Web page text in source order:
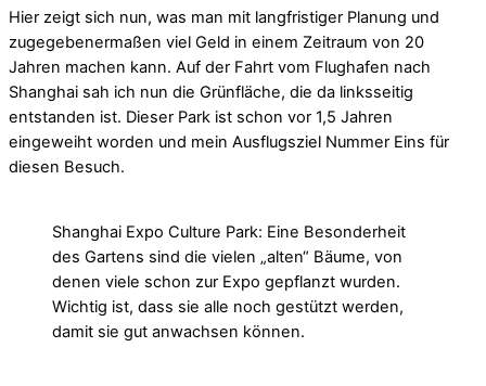
Hier zeigt sich nun, was man mit langfristiger Planung und
zugegebenermaßen viel Geld in einem Zeitraum von 20
Jahren machen kann. Auf der Fahrt vom Flughafen nach
Shanghai sah ich nun die Grünfläche, die da linksseitig
entstanden ist. Dieser Park ist schon vor 1,5 Jahren
eingeweiht worden und mein Ausflugsziel Nummer Eins für
diesen Besuch.
Shanghai Expo Culture Park: Eine Besonderheit
des Gartens sind die vielen „alten“ Bäume, von
denen viele schon zur Expo gepflanzt wurden.
Wichtig ist, dass sie alle noch gestützt werden,
damit sie gut anwachsen können.